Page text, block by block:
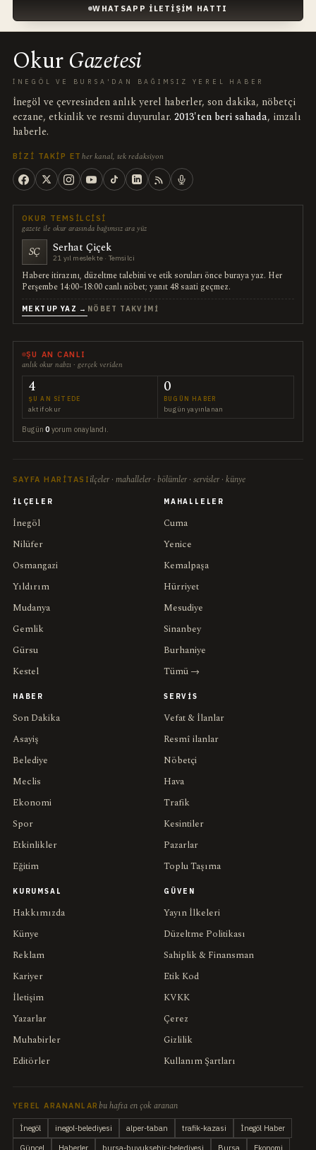
WHATSAPP İLETIŞIM HATTI
OkurGazetesi
İNEGÖL VE BURSA'DAN BAĞIMSIZ YEREL HABER
İnegöl ve çevresinden anlık yerel haberler, son dakika, nöbetçi
eczane, etkinlik ve resmi duyurular. 2013'ten beri sahada, imzalı
haberle.
BIZI TAKIP ET her kanal, tek redaksiyon
OKUR TEMSILCISI
gazete ile okur arasında bağımsız ara yüz
SÇ Serhat Çiçek
21 yıl meslekte · Temsilci
Habere itirazını, düzeltme talebini ve etik soruları önce buraya yaz. Her
Perşembe 14:00–18:00 canlı nöbet; yanıt 48 saati geçmez.
MEKTUP YAZ → NÖBET TAKVIMI
ŞU AN CANLI
anlık okur nabzı · gerçek veriden
4
ŞU AN SITEDE
aktif okur
0
BUGÜN HABER
bugün yayınlanan
Bugün0 yorum onaylandı.
SAYFA HARITASI ilçeler · mahalleler · bölümler · servisler · künye
İLÇELER
İnegöl
Nilüfer
Osmangazi
Yıldırım
Mudanya
Gemlik
Gürsu
Kestel
MAHALLELER
Cuma
Yenice
Kemalpaşa
Hürriyet
Mesudiye
Sinanbey
Burhaniye
Tümü →
HABER
Son Dakika
Asayiş
Belediye
Meclis
Ekonomi
Spor
Etkinlikler
Eğitim
SERVIS
Vefat & İlanlar
Resmî ilanlar
Nöbetçi
Hava
Trafik
Kesintiler
Pazarlar
Toplu Taşıma
KURUMSAL
Hakkımızda
Künye
Reklam
Kariyer
İletişim
Yazarlar
Muhabirler
Editörler
GÜVEN
Yayın İlkeleri
Düzeltme Politikası
Sahiplik & Finansman
Etik Kod
KVKK
Çerez
Gizlilik
Kullanım Şartları
YEREL ARANANLARbu hafta en çok aranan
İnegöl inegol-belediyesi alper-taban trafik-kazasi
İnegöl Haber